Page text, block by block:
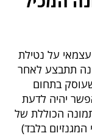
על נטילת
תתבצע לאחר
בתחום
יהיה לדעת
הכוללת של
בלבד)